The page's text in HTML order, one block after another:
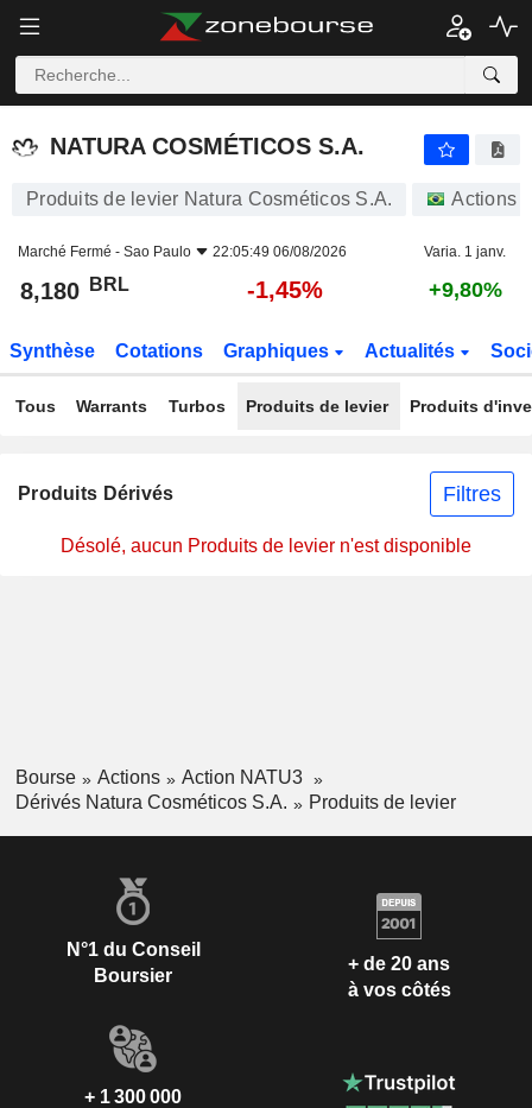
NATURA COSMÉTICOS S.A.
NATURA COSMÉTICOS S.A.
Produits de levier Natura Cosméticos S.A. Actions
Marché Fermé - Sao Paulo 22:05:49 06/08/2026 Varia. 1 janv.
8,180 BRL -1,45% +9,80%
Synthèse Cotations Graphiques Actualités
Tous Warrants Turbos Produits de levier Produits
Produits Dérivés Filtres
Désolé, aucun Produits de levier n'est disponible
Bourse Actions
Action NATU3
Dérivés Natura Cosméticos S.A.
Produits de levier
N°1 du Conseil
Boursier
+ de 20 ans
à vos côtés
+ 1 300 000